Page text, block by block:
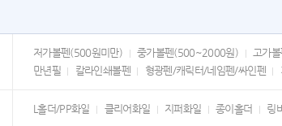
저가볼펜(500원미만) 중가볼펜(500~2000원) 고가
만년필
칼라인쇄볼펜 형광펜/캐릭터/네임펜/싸인펜
L홀더/PP화일 클리어화일 지퍼화일 종이홀더 링